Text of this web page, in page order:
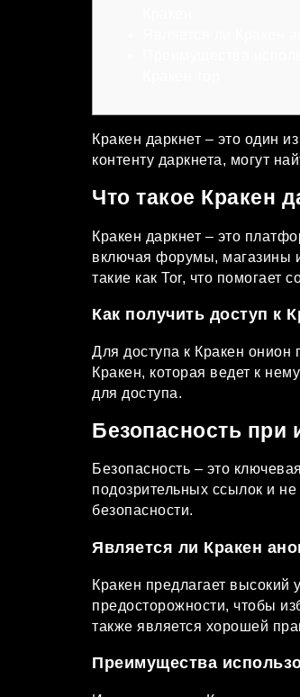
Кракен даркнет – это один
контенту даркнета, могут
Что такое Кракен
Кракен даркнет – это
включая форумы, магазины
такие как Tor, что помогает
Как получить доступ к
Для доступа к Кракен онион
Кракен, которая ведет к
для доступа.
Безопасность при
Безопасность – это
подозрительных ссылок и
безопасности.
Является ли Кракен
Кракен предлагает
предосторожности, чтобы
также является хорошей
Преимущества